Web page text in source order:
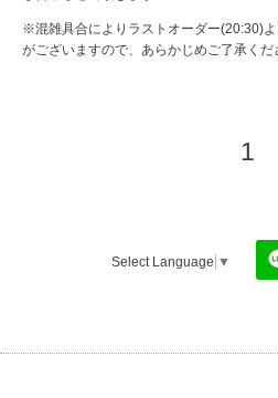
※混雑具合によりラストオーダー(20:30)
がございますので、あらかじめご了承くだ
1
Select Language ▼